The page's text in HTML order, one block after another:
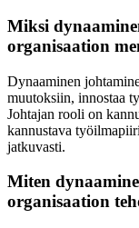
Miksi
organisaation
Dynaaminen
muutoksiin, innostaa
Johtajan rooli on
kannustava
jatkuvasti.
Miten
organisaation